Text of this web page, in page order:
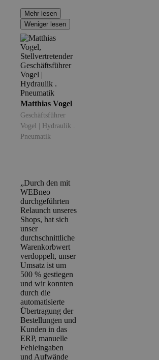
Mehr lesen
Weniger lesen
Matthias Vogel
Geschäftsführer
Vogel | Hydraulik .
Pneumatik
„Durch den mit
WEBneo
durchgeführten
Relaunch unseres
Shops, hat sich
unser
durchschnittliche
Warenkorbwert
verdoppelt, unser
Umsatz ist um
500 % gestiegen
und wir konnten
durch die
automatisierte
Übertragung der
Bestellungen und
Kunden in das
ERP, manuelle
Fehleingaben
und Aufwände